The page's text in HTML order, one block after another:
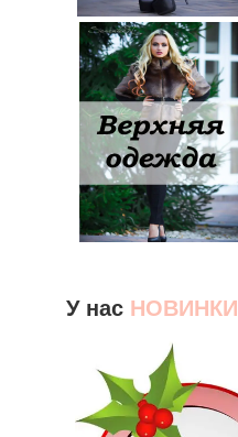
У нас НОВИНКИ